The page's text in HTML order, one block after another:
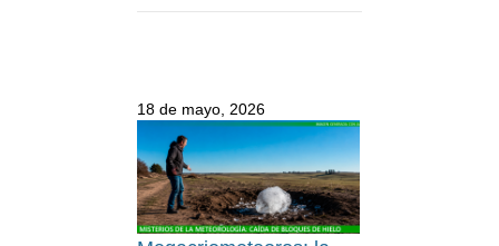
18 de mayo, 2026